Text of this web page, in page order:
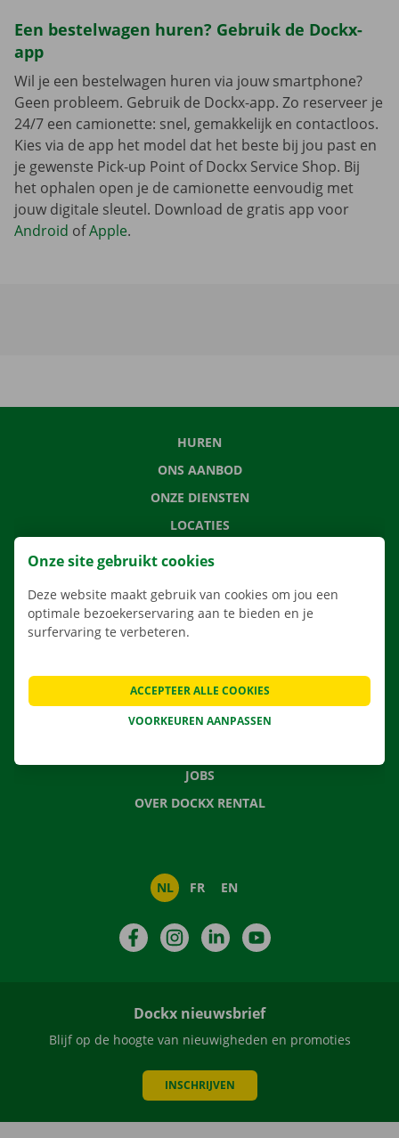
Een bestelwagen huren? Gebruik de Dockx-
app
Wil je een bestelwagen huren via jouw smartphone?
Geen probleem. Gebruik de Dockx-app. Zo reserveer je
24/7 een camionette: snel, gemakkelijk en contactloos.
Kies via de app het model dat het beste bij jou past en
je gewenste Pick-up Point of Dockx Service Shop. Bij
het ophalen open je de camionette eenvoudig met
jouw digitale sleutel. Download de gratis app voor
Android ofApple.
HUREN
ONS AANBOD
ONZE DIENSTEN
LOCATIES
APP
VEELGESTELDE VRAGEN
NIEUWS
JOBS
OVER DOCKX RENTAL
NL FR EN
FacebookInstagramLinkedIn
Dockx nieuwsbrief
Blijf op de hoogte van nieuwigheden en promoties
INSCHRIJVEN
Onze site gebruikt cookies
Deze website maakt gebruik van cookies om jou een
optimale bezoekerservaring aan te bieden en je
surfervaring te verbeteren.
VOORKEUREN AANPASSEN
ACCEPTEER ALLE COOKIES